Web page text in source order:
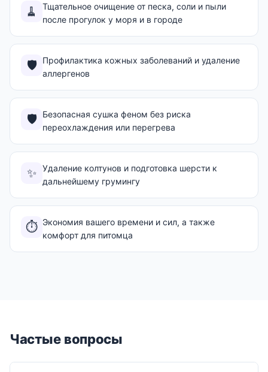
🧹
Тщательное очищение от песка, соли и пыли
после прогулок у моря и в городе
🛡️
Профилактика кожных заболеваний и удаление
аллергенов
🛡️
Безопасная сушка феном без риска
переохлаждения или перегрева
✨ Удаление колтунов и подготовка шерсти к
дальнейшему грумингу
⏱️ Экономия вашего времени и сил, а также
комфорт для питомца
Частые вопросы